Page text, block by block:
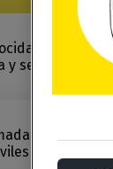
200/
sencilla, para
ilimitadas
nacionales.